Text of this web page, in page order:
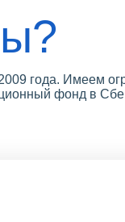
года. Имеем
фонд в